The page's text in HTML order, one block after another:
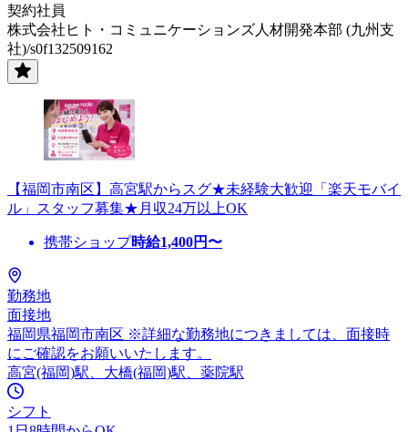
契約社員
株式会社ヒト・コミュニケーションズ人材開発本部 (九州支
社)/s0f132509162
【福岡市南区】高宮駅からスグ★未経験大歓迎「楽天モバイ
ル」スタッフ募集★月収24万以上OK
携帯ショップ時給1,400円〜
勤務地
面接地
福岡県福岡市南区 ※詳細な勤務地につきましては、面接時
にご確認をお願いいたします。
高宮(福岡)駅、大橋(福岡)駅、薬院駅
シフト